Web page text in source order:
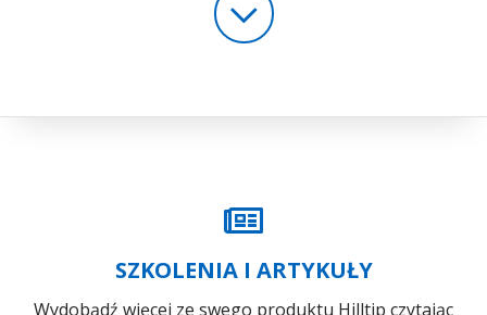
SZKOLENIA I ARTYKUŁY
Wydobądź więcej ze swego produktu Hilltip czytając